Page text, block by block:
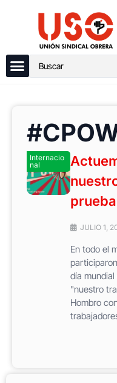
Internacio
nal
JULIO 1,
En todo el
día
"nuestro
Hombro